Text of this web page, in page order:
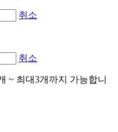
취소
취소
~ 최대3개까지 가능합니